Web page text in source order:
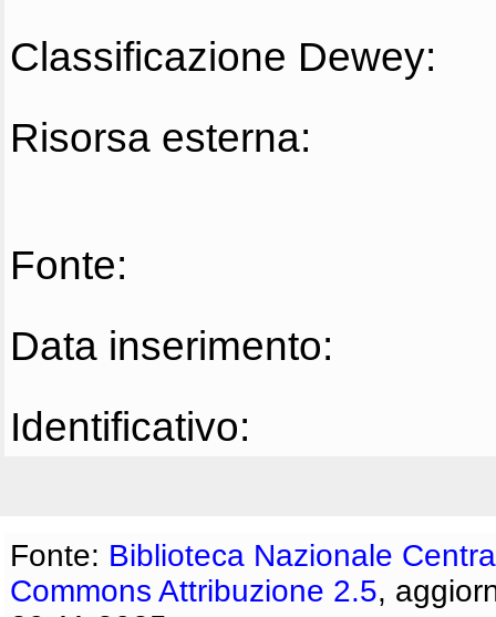
Classificazione Dewey:
Risorsa esterna:
Fonte:
Data inserimento:
Identificativo:
Fonte: Biblioteca Nazionale
Commons Attribuzione 2.5,